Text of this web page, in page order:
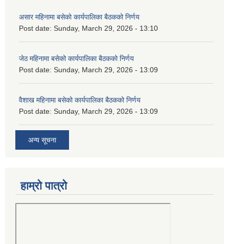
असार महिनामा बसेको कार्यपालिका बैठकको निर्णय
Post date: Sunday, March 29, 2026 - 13:10
जेठ महिनामा बसेको कार्यपालिका बैठकको निर्णय
Post date: Sunday, March 29, 2026 - 13:09
वैशाख महिनामा बसेको कार्यपालिका बैठकको निर्णय
Post date: Sunday, March 29, 2026 - 13:09
अन्य सूचना
हाम्रो पात्रो